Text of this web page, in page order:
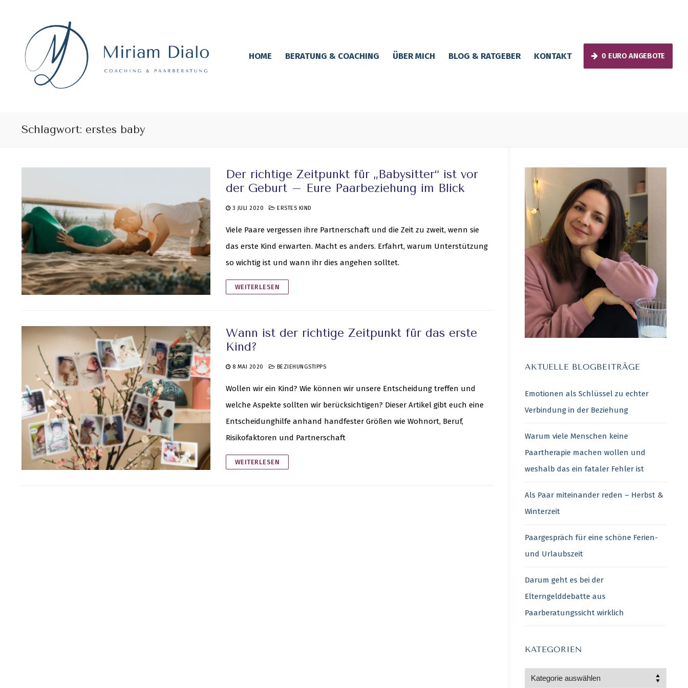
HOME BERATUNG & COACHING ÜBER MICH BLOG & RATGEBER KONTAKT 0 EURO ANGEBOTE
Schlagwort: erstes baby
Der richtige Zeitpunkt für „Babysitter“ ist vor
der Geburt – Eure Paarbeziehung im Blick
3 JULI 2020 ERSTES KIND
Viele Paare vergessen ihre Partnerschaft und die Zeit zu zweit, wenn sie
das erste Kind erwarten. Macht es anders. Erfahrt, warum Unterstützung
so wichtig ist und wann ihr dies angehen solltet.
WEITERLESEN
Wann ist der richtige Zeitpunkt für das erste
Kind?
8 MAI 2020 BEZIEHUNGSTIPPS
Wollen wir ein Kind? Wie können wir unsere Entscheidung treffen und
welche Aspekte sollten wir berücksichtigen? Dieser Artikel gibt euch eine
Entscheidunghilfe anhand handfester Größen wie Wohnort, Beruf,
Risikofaktoren und Partnerschaft
WEITERLESEN
AKTUELLE BLOGBEITRÄGE
Emotionen als Schlüssel zu echter
Verbindung in der Beziehung
Warum viele Menschen keine
Paartherapie machen wollen und
weshalb das ein fataler Fehler ist
Als Paar miteinander reden – Herbst &
Winterzeit
Paargespräch für eine schöne Ferien-
und Urlaubszeit
Darum geht es bei der
Elterngelddebatte aus
Paarberatungssicht wirklich
KATEGORIEN
Kategorien